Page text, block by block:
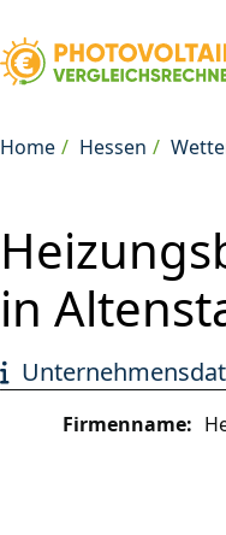
Home Hessen
in
Firmenname: